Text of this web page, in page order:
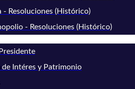
- Resoluciones (Histórico)
- Resoluciones (Histórico)
de Intéres y Patrimonio